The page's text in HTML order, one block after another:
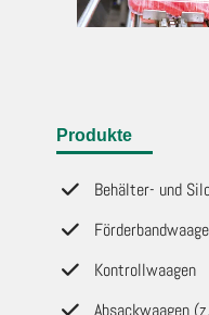
Produkte
Behälter- und
Kontrollwaagen
Absackwaagen